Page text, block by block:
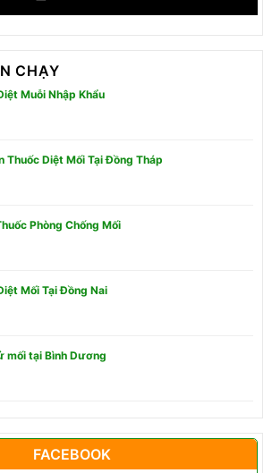
CHẠY
Muỗi Nhập Khẩu
Thuốc Diệt Mối Tại Đồng Tháp
Phòng Chống Mối
Mối Tại Đồng Nai
mối tại Bình Dương
FACEBOOK